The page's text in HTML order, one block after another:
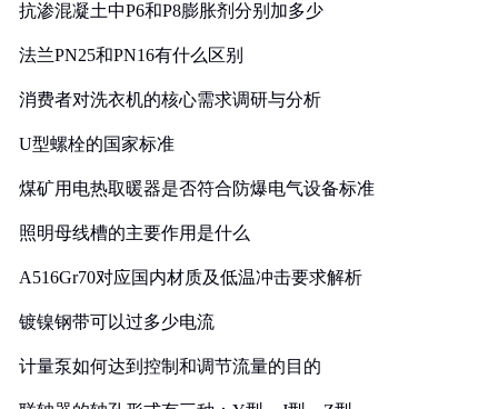
抗渗混凝土中P6和P8膨胀剂分别加多少
法兰PN25和PN16有什么区别
消费者对洗衣机的核心需求调研与分析
U型螺栓的国家标准
煤矿用电热取暖器是否符合防爆电气设备标准
照明母线槽的主要作用是什么
A516Gr70对应国内材质及低温冲击要求解析
镀镍钢带可以过多少电流
计量泵如何达到控制和调节流量的目的